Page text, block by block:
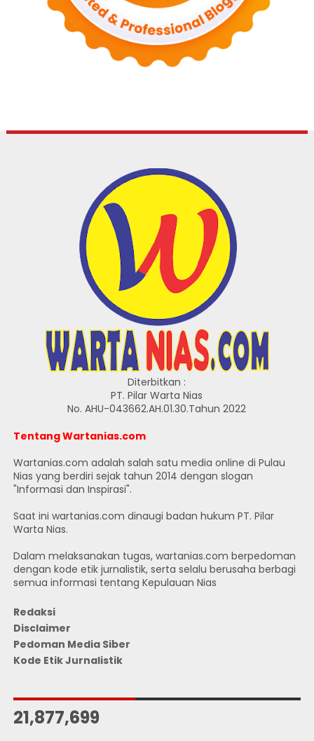
Diterbitkan :
PT. Pilar Warta Nias
No. AHU-043662.AH.01.30.Tahun 2022
Tentang Wartanias.com
Wartanias.com adalah salah satu media online di Pulau
Nias yang berdiri sejak tahun 2014 dengan slogan
"Informasi dan Inspirasi".
Saat ini wartanias.com dinaugi badan hukum PT. Pilar
Warta Nias.
Dalam melaksanakan tugas, wartanias.com berpedoman
dengan kode etik jurnalistik, serta selalu berusaha berbagi
semua informasi tentang Kepulauan Nias
Redaksi
Disclaimer
Pedoman Media Siber
Kode Etik Jurnalistik
21,877,699